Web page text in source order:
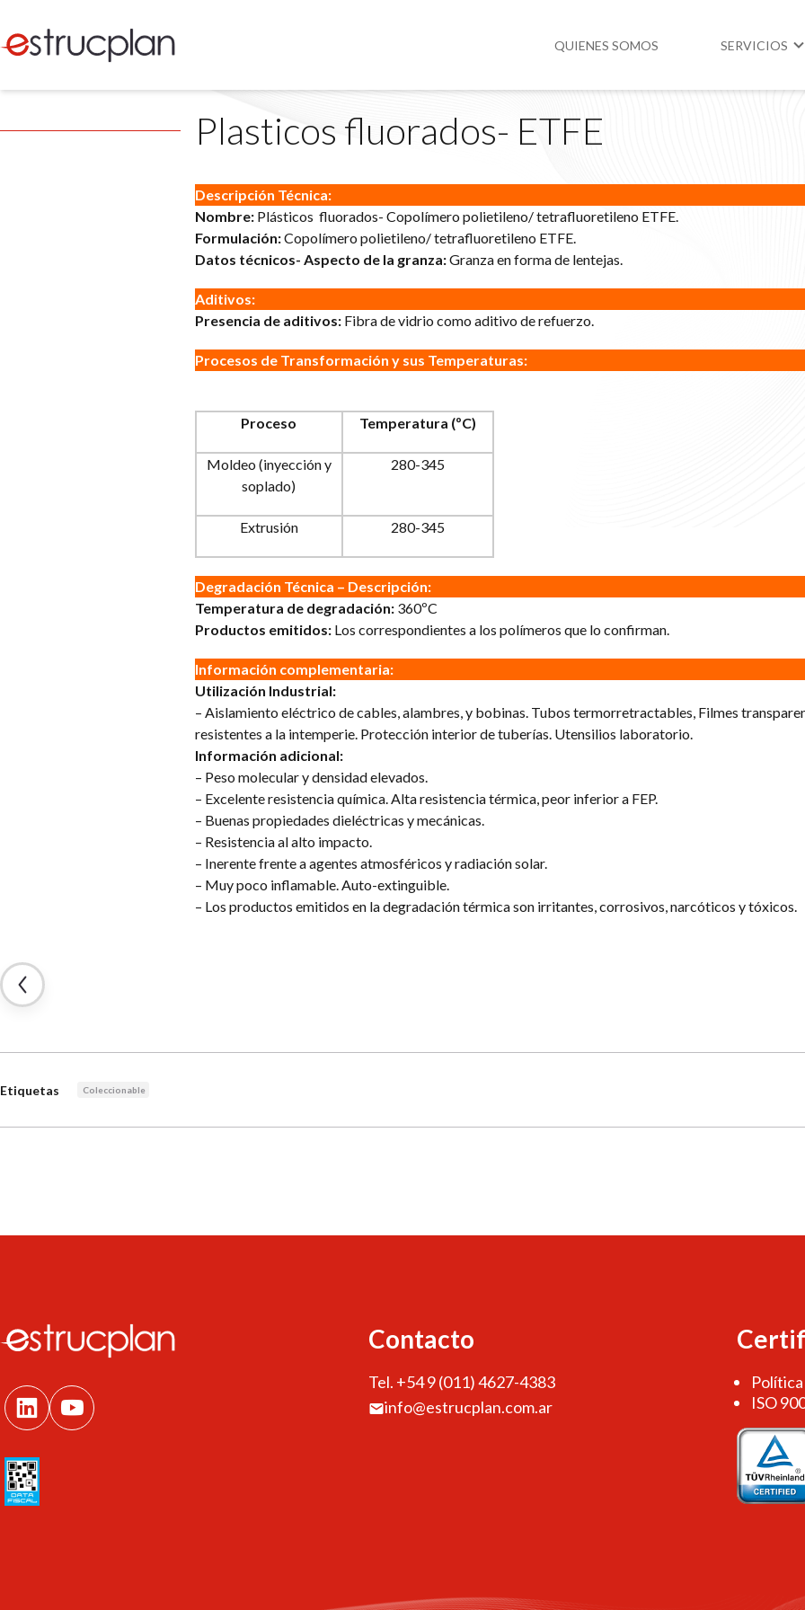
QUIENES SOMOS SERVICIOS
Legislación
Plasticos fluorados- ETFE
Descripción Técnica:
Nombre:Plásticos fluorados- Copolímero polietileno/ tetrafluoretileno ETFE.
Formulación:Copolímero polietileno/ tetrafluoretileno ETFE.
Datos técnicos- Aspecto de la granza:Granza en forma de lentejas.
Aditivos:
Presencia de aditivos:Fibra de vidrio como aditivo de refuerzo.
Procesos de Transformación y sus Temperaturas:
Proceso Temperatura (ºC)
Moldeo (inyección y
soplado)
280-345
Extrusión 280-345
Degradación Técnica – Descripción:
Temperatura de degradación:360ºC
Productos emitidos: Los correspondientes a los polímeros que lo confirman.
Información complementaria:
Utilización Industrial:
– Aislamiento eléctrico de cables, alambres, y bobinas. Tubos termorretractables, Filmes
resistentes a la intemperie. Protección interior de tuberías. Utensilios laboratorio.
Información adicional:
– Peso molecular y densidad elevados.
– Excelente resistencia química. Alta resistencia térmica, peor inferior a FEP.
– Buenas propiedades dieléctricas y mecánicas.
– Resistencia al alto impacto.
– Inerente frente a agentes atmosféricos y radiación solar.
– Muy poco inflamable. Auto-extinguible.
– Los productos emitidos en la degradación térmica son irritantes, corrosivos, narcóticos y tóxicos.
Etiquetas Coleccionable
Contacto
Tel. +54 9 (011) 4627-4383
info@estrucplan.com.ar
ISO